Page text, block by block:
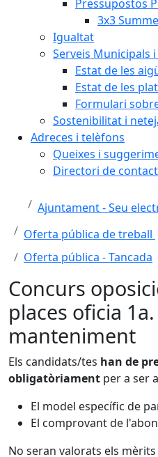
Pressupostos
3x3
Igualtat
Serveis Municipals
Estat de les
Estat de les
Formulari
Sostenibilitat i
Adreces i telèfons
Queixes i
Directori de
Ajuntament - Seu
Oferta pública de treball
Oferta pública - Tancada
Concurs
places oficia
manteniment
Els candidats/tes han de
obligatòriament per a ser
El model específic de
El comprovant de
No seran valorats els